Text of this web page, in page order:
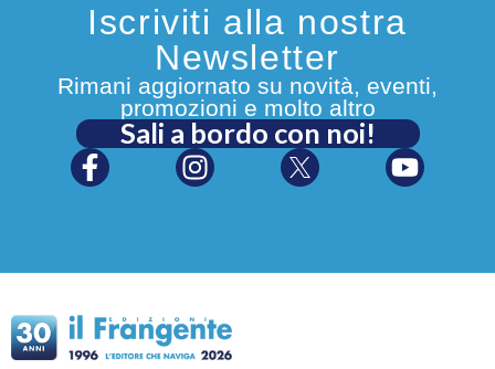
Iscriviti alla nostra
Newsletter
Rimani aggiornato su novità, eventi,
promozioni e molto altro
Sali a bordo con noi!